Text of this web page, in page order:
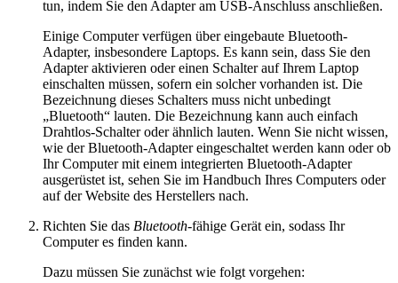
tun, indem Sie den Adapter am USB-Anschluss anschließen.
Einige Computer verfügen über eingebaute Bluetooth-
Adapter, insbesondere Laptops. Es kann sein, dass Sie den
Adapter aktivieren oder einen Schalter auf Ihrem Laptop
einschalten müssen, sofern ein solcher vorhanden ist. Die
Bezeichnung dieses Schalters muss nicht unbedingt
„Bluetooth“ lauten. Die Bezeichnung kann auch einfach
Drahtlos-Schalter oder ähnlich lauten. Wenn Sie nicht wissen,
wie der Bluetooth-Adapter eingeschaltet werden kann oder ob
Ihr Computer mit einem integrierten Bluetooth-Adapter
ausgerüstet ist, sehen Sie im Handbuch Ihres Computers oder
auf der Website des Herstellers nach.
Richten Sie das Bluetooth-fähige Gerät ein, sodass Ihr
Computer es finden kann.
Dazu müssen Sie zunächst wie folgt vorgehen: